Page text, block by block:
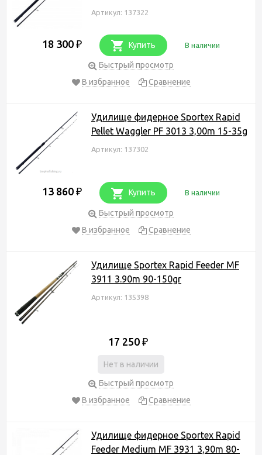
Артикул: 137322
18 300 ₽ Купить В наличии
Быстрый просмотр
В избранное
Сравнение
Удилище фидерное Sportex Rapid
Pellet Waggler PF 3013 3,00m 15-35g
Артикул: 137302
13 860 ₽ Купить В наличии
Быстрый просмотр
В избранное
Сравнение
Удилище Sportex Rapid Feeder MF
3911 3.90m 90-150gr
Артикул: 135398
17 250 ₽
Нет в наличии
Быстрый просмотр
В избранное
Сравнение
Удилище фидерное Sportex Rapid
Feeder Medium MF 3931 3,90m 80-